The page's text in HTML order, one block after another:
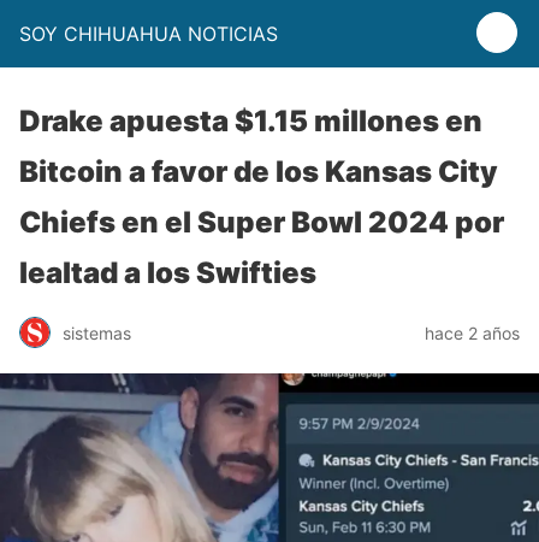
SOY CHIHUAHUA NOTICIAS
Drake apuesta $1.15 millones en
Bitcoin a favor de los Kansas City
Chiefs en el Super Bowl 2024 por
lealtad a los Swifties
sistemas hace 2 años